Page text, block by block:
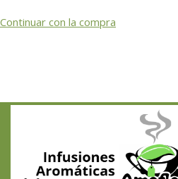
Continuar con la compra